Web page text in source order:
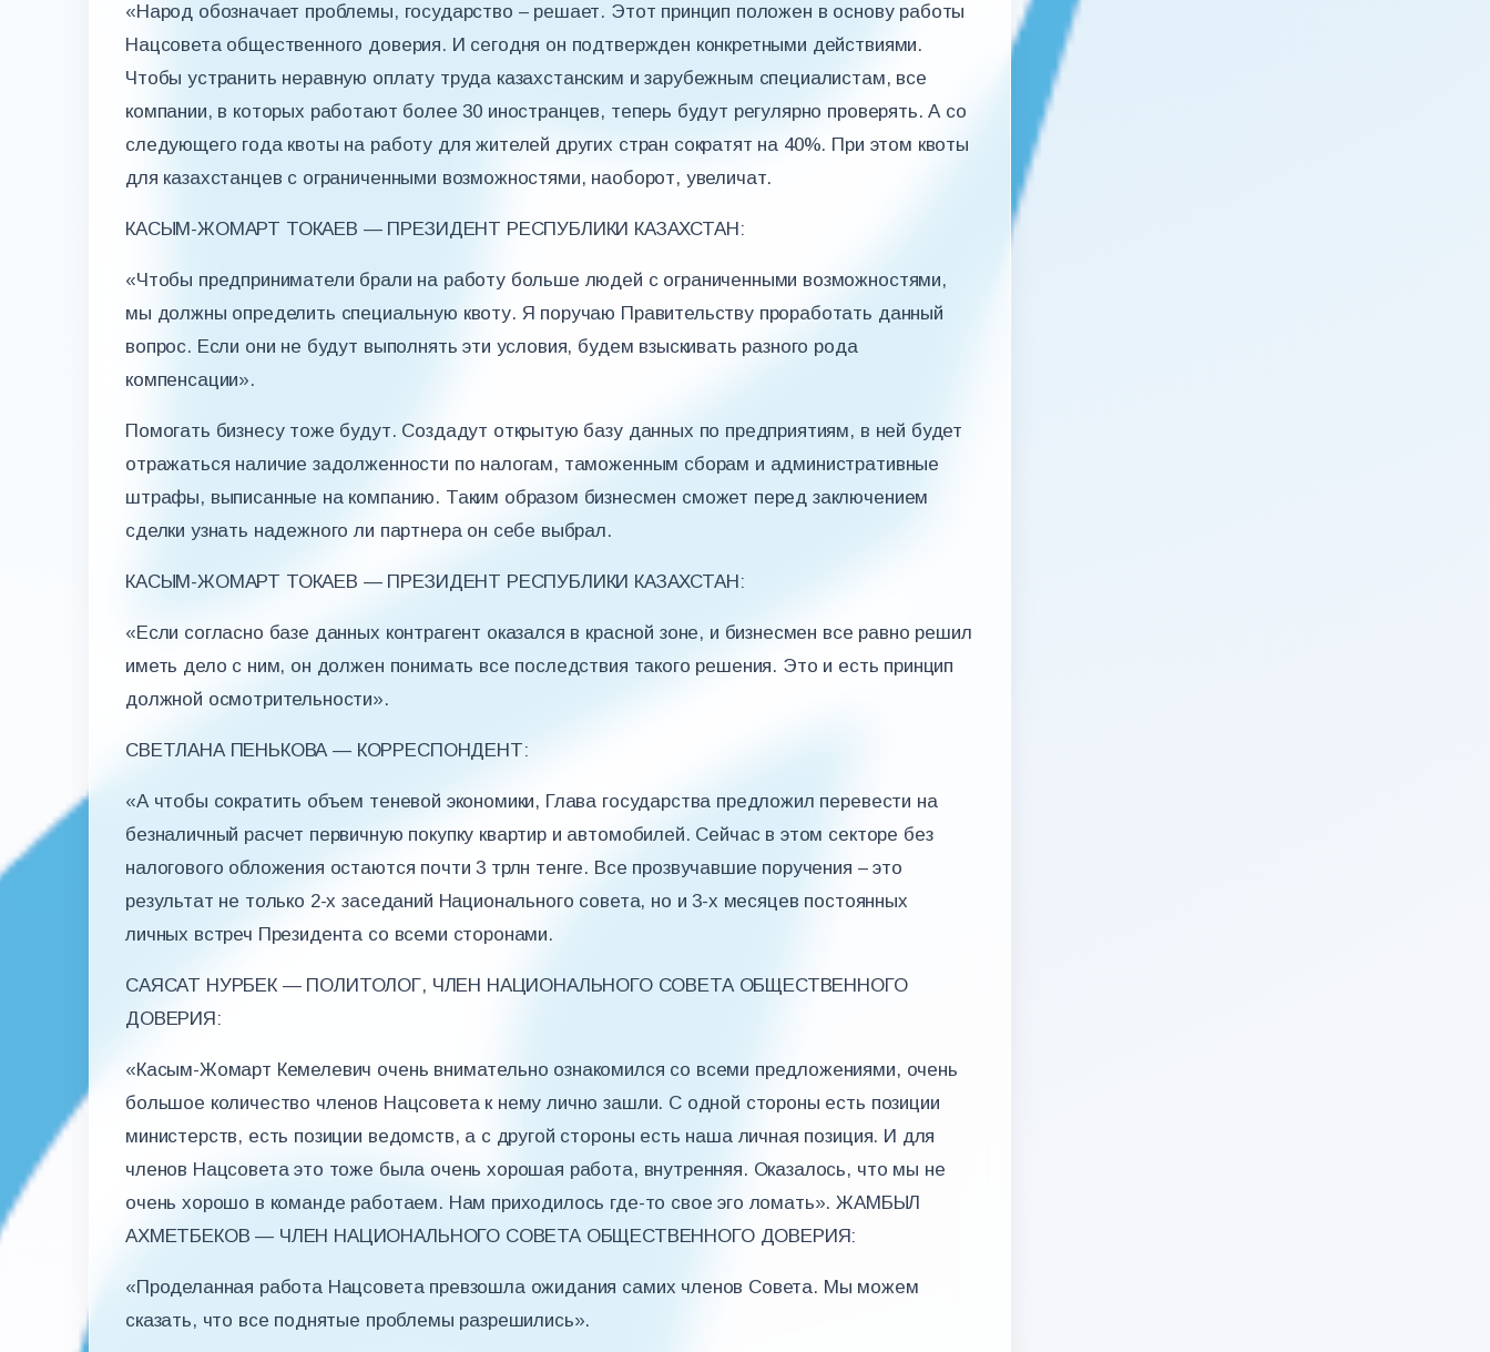
«Народ обозначает проблемы, государство – решает. Этот принцип положен в основу работы
Нацсовета общественного доверия. И сегодня он подтвержден конкретными действиями.
Чтобы устранить неравную оплату труда казахстанским и зарубежным специалистам, все
компании, в которых работают более 30 иностранцев, теперь будут регулярно проверять. А со
следующего года квоты на работу для жителей других стран сократят на 40%. При этом квоты
для казахстанцев с ограниченными возможностями, наоборот, увеличат.
КАСЫМ-ЖОМАРТ ТОКАЕВ — ПРЕЗИДЕНТ РЕСПУБЛИКИ КАЗАХСТАН:
«Чтобы предприниматели брали на работу больше людей с ограниченными возможностями,
мы должны определить специальную квоту. Я поручаю Правительству проработать данный
вопрос. Если они не будут выполнять эти условия, будем взыскивать разного рода
компенсации».
Помогать бизнесу тоже будут. Создадут открытую базу данных по предприятиям, в ней будет
отражаться наличие задолженности по налогам, таможенным сборам и административные
штрафы, выписанные на компанию. Таким образом бизнесмен сможет перед заключением
сделки узнать надежного ли партнера он себе выбрал.
КАСЫМ-ЖОМАРТ ТОКАЕВ — ПРЕЗИДЕНТ РЕСПУБЛИКИ КАЗАХСТАН:
«Если согласно базе данных контрагент оказался в красной зоне, и бизнесмен все равно решил
иметь дело с ним, он должен понимать все последствия такого решения. Это и есть принцип
должной осмотрительности».
СВЕТЛАНА ПЕНЬКОВА — КОРРЕСПОНДЕНТ:
«А чтобы сократить объем теневой экономики, Глава государства предложил перевести на
безналичный расчет первичную покупку квартир и автомобилей. Сейчас в этом секторе без
налогового обложения остаются почти 3 трлн тенге. Все прозвучавшие поручения – это
результат не только 2-х заседаний Национального совета, но и 3-х месяцев постоянных
личных встреч Президента со всеми сторонами.
САЯСАТ НУРБЕК — ПОЛИТОЛОГ, ЧЛЕН НАЦИОНАЛЬНОГО СОВЕТА ОБЩЕСТВЕННОГО
ДОВЕРИЯ:
«Касым-Жомарт Кемелевич очень внимательно ознакомился со всеми предложениями, очень
большое количество членов Нацсовета к нему лично зашли. С одной стороны есть позиции
министерств, есть позиции ведомств, а с другой стороны есть наша личная позиция. И для
членов Нацсовета это тоже была очень хорошая работа, внутренняя. Оказалось, что мы не
очень хорошо в команде работаем. Нам приходилось где-то свое эго ломать». ЖАМБЫЛ
АХМЕТБЕКОВ — ЧЛЕН НАЦИОНАЛЬНОГО СОВЕТА ОБЩЕСТВЕННОГО ДОВЕРИЯ:
«Проделанная работа Нацсовета превзошла ожидания самих членов Совета. Мы можем
сказать, что все поднятые проблемы разрешились».